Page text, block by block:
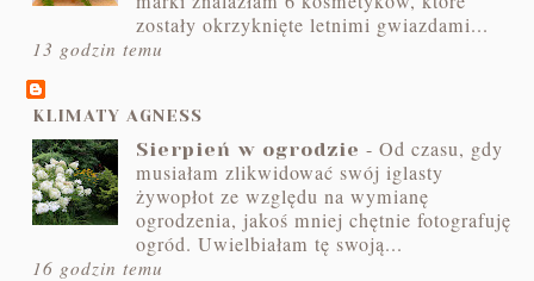
zostały okrzyknięte letnimi gwiazdami...
13 godzin temu
KLIMATY AGNESS
Sierpień w ogrodzie -Od czasu, gdy
musiałam zlikwidować swój iglasty
żywopłot ze względu na wymianę
ogrodzenia, jakoś mniej chętnie fotografuję
ogród. Uwielbiałam tę swoją...
16 godzin temu